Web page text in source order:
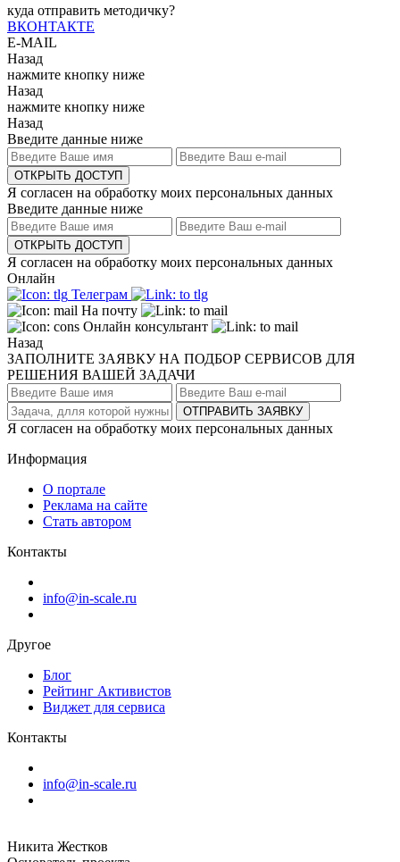
куда отправить методичку?
ВКОНТАКТЕ
E-MAIL
Назад
нажмите кнопку ниже
Назад
нажмите кнопку ниже
Назад
Введите данные ниже
ОТКРЫТЬ ДОСТУП
Я согласен на обработку моих персональных данных
Введите данные ниже
ОТКРЫТЬ ДОСТУП
Я согласен на обработку моих персональных данных
Онлайн
Телеграм
На почту
Онлайн консультант
Назад
ЗАПОЛНИТЕ ЗАЯВКУ НА ПОДБОР СЕРВИСОВ ДЛЯ
РЕШЕНИЯ ВАШЕЙ ЗАДАЧИ
ОТПРАВИТЬ ЗАЯВКУ
Я согласен на обработку моих персональных данных
Информация
О портале
Реклама на сайте
Стать автором
Контакты
info@in-scale.ru
Другое
Блог
Рейтинг Активистов
Виджет для сервиса
Контакты
info@in-scale.ru
Никита Жестков